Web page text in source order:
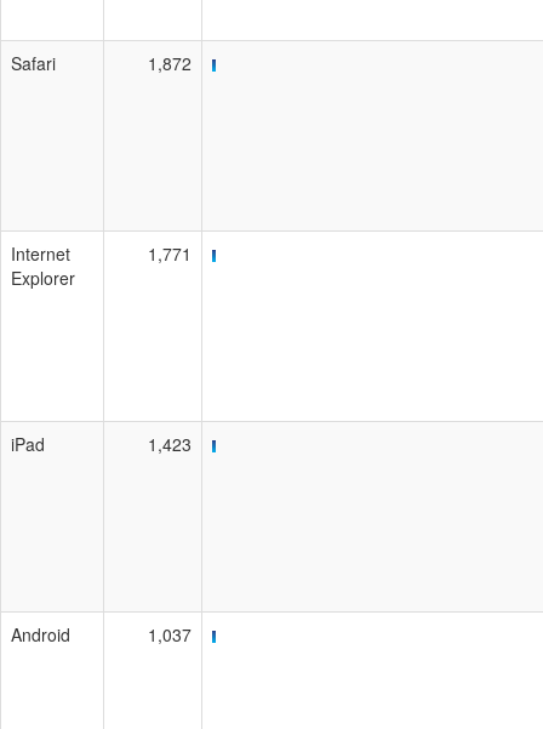
Safari 1,872
Internet
Explorer
1,771
iPad 1,423
Android 1,037